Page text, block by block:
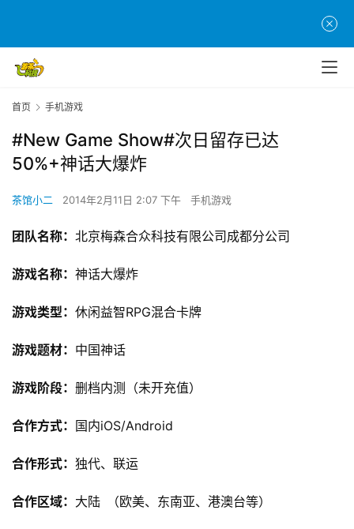
首页 手机游戏
#New Game Show#次日留存已达
50%+神话大爆炸
茶馆小二 2014年2月11日 2:07 下午 手机游戏
团队名称： 北京梅森合众科技有限公司成都分公司
游戏名称： 神话大爆炸
游戏类型： 休闲益智RPG混合卡牌
游戏题材： 中国神话
游戏阶段： 删档内测（未开充值）
合作方式： 国内iOS/Android
合作形式： 独代、联运
合作区域： 大陆 （欧美、东南亚、港澳台等）